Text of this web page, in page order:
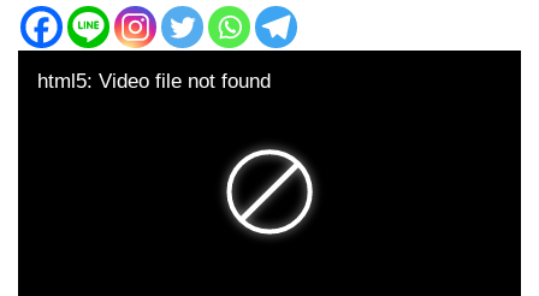
html5: Video file not found